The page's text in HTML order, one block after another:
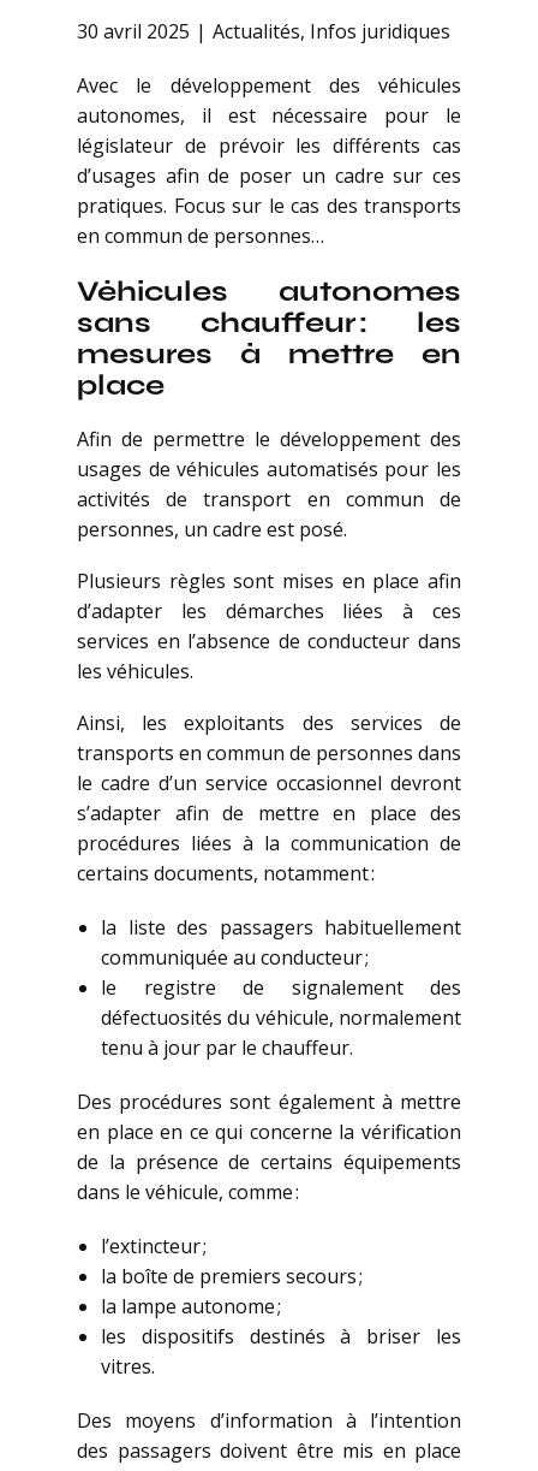
30 avril 2025 Actualités, Infos juridiques
Avec le développement des véhicules
autonomes, il est nécessaire pour le
législateur de prévoir les différents cas
d’usages afin de poser un cadre sur ces
pratiques. Focus sur le cas des transports
en commun de personnes…
Véhicules autonomes
sans chauffeur : les
mesures à mettre en
place
Afin de permettre le développement des
usages de véhicules automatisés pour les
activités de transport en commun de
personnes, un cadre est posé.
Plusieurs règles sont mises en place afin
d’adapter les démarches liées à ces
services en l’absence de conducteur dans
les véhicules.
Ainsi, les exploitants des services de
transports en commun de personnes dans
le cadre d’un service occasionnel devront
s’adapter afin de mettre en place des
procédures liées à la communication de
certains documents, notamment :
la liste des passagers habituellement
communiquée au conducteur ;
le registre de signalement des
défectuosités du véhicule, normalement
tenu à jour par le chauffeur.
Des procédures sont également à mettre
en place en ce qui concerne la vérification
de la présence de certains équipements
dans le véhicule, comme :
l’extincteur ;
la boîte de premiers secours ;
la lampe autonome ;
les dispositifs destinés à briser les
vitres.
Des moyens d’information à l’intention
des passagers doivent être mis en place